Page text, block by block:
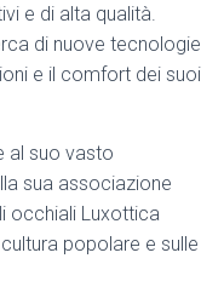
e di alta qualità.
di nuove tecnologie
e il comfort dei suoi
al suo vasto
sua associazione
occhiali Luxottica
popolare e sulle